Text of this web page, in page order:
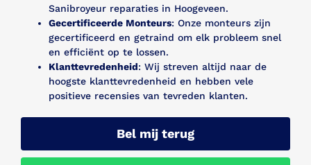
Sanibroyeur reparaties in Hoogeveen.
Gecertificeerde Monteurs: Onze monteurs zijn
gecertificeerd en getraind om elk probleem snel
en efficiënt op te lossen.
Klanttevredenheid: Wij streven altijd naar de
hoogste klanttevredenheid en hebben vele
positieve recensies van tevreden klanten.
Bel mij terug